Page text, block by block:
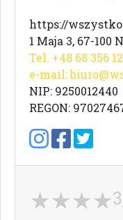
https://
1 Maja 3, 67-100
Tel. +48 68 356
e-mail:
NIP: 9250012440
REGON: